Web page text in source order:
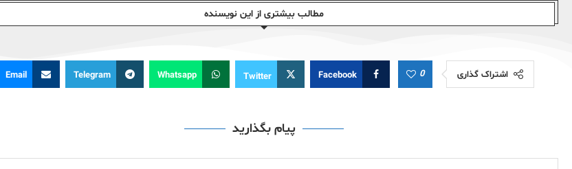
مطالب بیشتری از این نویسندە
اشتراک گذاری 0
Facebook
Twitter
Whatsapp
Telegram
Email
پیام بگذارید